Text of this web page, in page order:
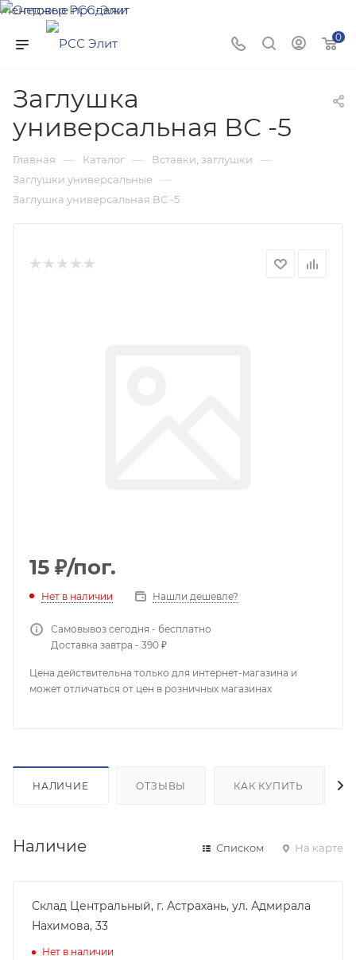
Менеджер РСС-Элит
Напишите нам и мы поможем подобрать товар именно
для Вас!
0
Заглушка
универсальная ВС -5
Главная — Каталог — Вставки, заглушки —
Заглушки универсальные —
Заглушка универсальная ВС -5
15 ₽/пог.
Нет в наличии Нашли дешевле?
Самовывоз сегодня - бесплатно
Доставка завтра - 390 ₽
Цена действительна только для интернет-магазина и
может отличаться от цен в розничных магазинах
НАЛИЧИЕ ОТЗЫВЫ КАК КУПИТЬ
Наличие Списком На карте
Склад Центральный, г. Астрахань, ул. Адмирала
Нахимова, 33
Нет в наличии